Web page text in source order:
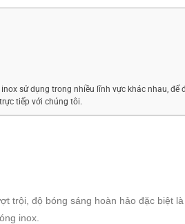
sử dụng trong nhiều lĩnh vực khác nhau, để
tiếp với chúng tôi.
trội, độ bóng sáng hoàn hảo đặc biệt
inox.